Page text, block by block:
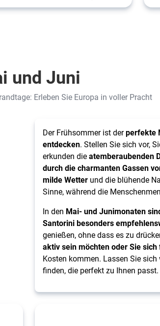
und Juni
Erleben Sie Europa in voller Pracht
Der Frühsommer ist derperfekte
entdecken. Stellen Sie sich vor,
erkunden dieatemberaubenden
durch die charmanten Gassen
milde Wetter und die blühende
Sinne, während die
In den Mai- und Junimonaten
Santorini besonders
genießen, ohne dass es zu
aktiv sein möchten oder Sie
Kosten kommen. Lassen Sie
finden, die perfekt zu Ihnen passt.